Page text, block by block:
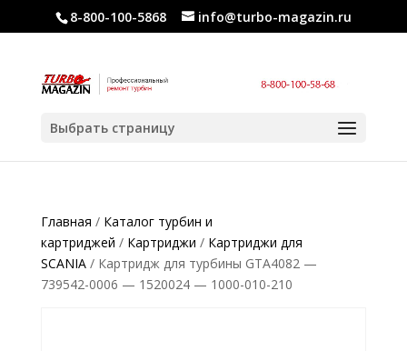
8-800-100-5868 info@turbo-magazin.ru
Выбрать страницу
Главная / Каталог турбин и
картриджей / Картриджи / Картриджи для
SCANIA/ Картридж для турбины GTA4082 —
739542-0006 — 1520024 — 1000-010-210